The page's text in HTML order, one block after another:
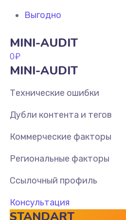
Выгодно
MINI-AUDIT
0₽
MINI-AUDIT
Технические ошибки
Дубли контента и тегов
Коммерческие факторы
Региональные факторы
Ссылочный профиль
Консультация
STANDART